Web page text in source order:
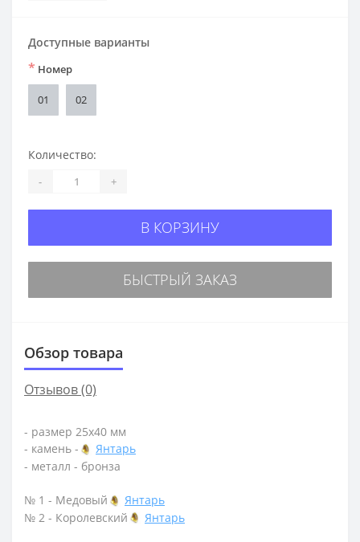
Доступные варианты
* Номер
01 02
Количество:
- +
В КОРЗИНУ
БЫСТРЫЙ ЗАКАЗ
Обзор товара
Отзывов (0)
- размер 25х40 мм
- камень -
Янтарь
- металл - бронза
№ 1 - Медовый
Янтарь
№ 2 - Королевский
Янтарь